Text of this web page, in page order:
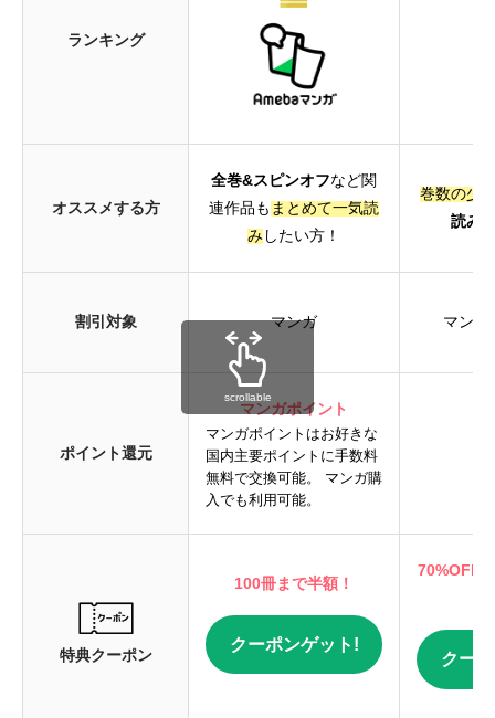
ランキング
オススメする方
全巻&スピンオフなど関
連作品も まとめて一気読
みしたい方！
巻数の少
読み
割引対象 マンガ マンガ
ポイント還元
マンガポイント
マンガポイントはお好きな
国内主要ポイントに手数料
無料で交換可能。 マンガ購
入でも利用可能。
特典クーポン
100冊まで半額！
クーポンゲット!
70%OFF
クー
scrollable